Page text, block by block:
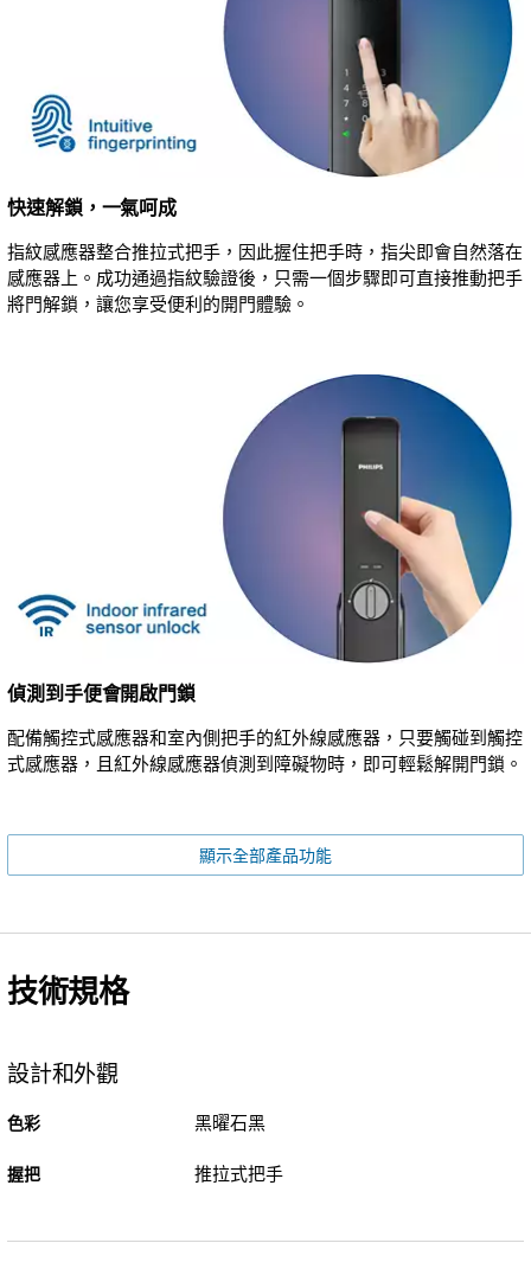
快速解鎖，一氣呵成
指紋感應器整合推拉式把手，因此握住把手時，指尖即會自然落在
感應器上。成功通過指紋驗證後，只需一個步驟即可直接推動把手
將門解鎖，讓您享受便利的開門體驗。
偵測到手便會開啟門鎖
配備觸控式感應器和室內側把手的紅外線感應器，只要觸碰到觸控
式感應器，且紅外線感應器偵測到障礙物時，即可輕鬆解開門鎖。
顯示全部產品功能
技術規格
設計和外觀
色彩 黑曜石黑
握把 推拉式把手